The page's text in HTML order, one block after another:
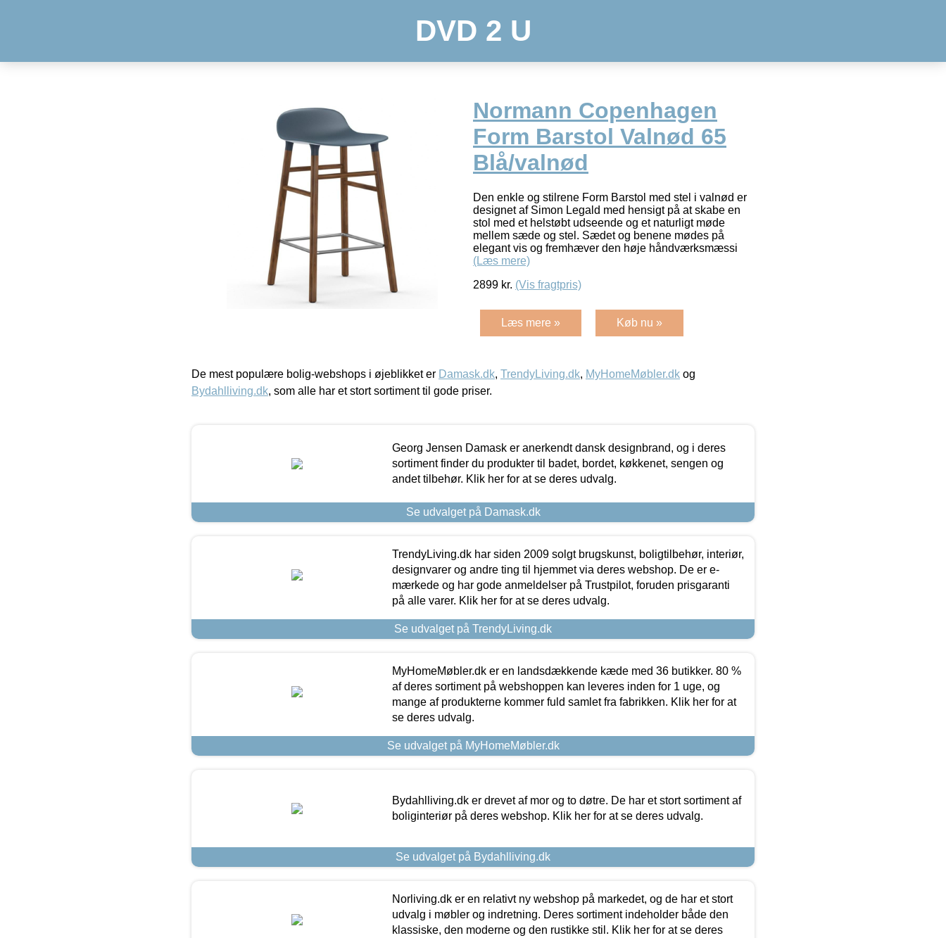
DVD 2 U
Normann Copenhagen
Form Barstol Valnød 65
Blå/valnød
Den enkle og stilrene Form Barstol med stel i valnød er
designet af Simon Legald med hensigt på at skabe en
stol med et helstøbt udseende og et naturligt møde
mellem sæde og stel. Sædet og benene mødes på
elegant vis og fremhæver den høje håndværksmæssi
(Læs mere)
2899 kr. (Vis fragtpris)
Læs mere » Køb nu »
De mest populære bolig-webshops i øjeblikket er Damask.dk, TrendyLiving.dk, MyHomeMøbler.dk og
Bydahlliving.dk, som alle har et stort sortiment til gode priser.
Georg Jensen Damask er anerkendt dansk designbrand, og i deres
sortiment finder du produkter til badet, bordet, køkkenet, sengen og
andet tilbehør. Klik her for at se deres udvalg.
Se udvalget på Damask.dk
TrendyLiving.dk har siden 2009 solgt brugskunst, boligtilbehør, interiør,
designvarer og andre ting til hjemmet via deres webshop. De er e-
mærkede og har gode anmeldelser på Trustpilot, foruden prisgaranti
på alle varer. Klik her for at se deres udvalg.
Se udvalget på TrendyLiving.dk
MyHomeMøbler.dk er en landsdækkende kæde med 36 butikker. 80 %
af deres sortiment på webshoppen kan leveres inden for 1 uge, og
mange af produkterne kommer fuld samlet fra fabrikken. Klik her for at
se deres udvalg.
Se udvalget på MyHomeMøbler.dk
Bydahlliving.dk er drevet af mor og to døtre. De har et stort sortiment af
boliginteriør på deres webshop. Klik her for at se deres udvalg.
Se udvalget på Bydahlliving.dk
Norliving.dk er en relativt ny webshop på markedet, og de har et stort
udvalg i møbler og indretning. Deres sortiment indeholder både den
klassiske, den moderne og den rustikke stil. Klik her for at se deres